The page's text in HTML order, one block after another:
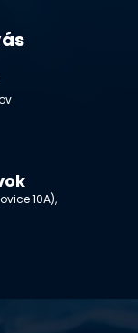
10A),